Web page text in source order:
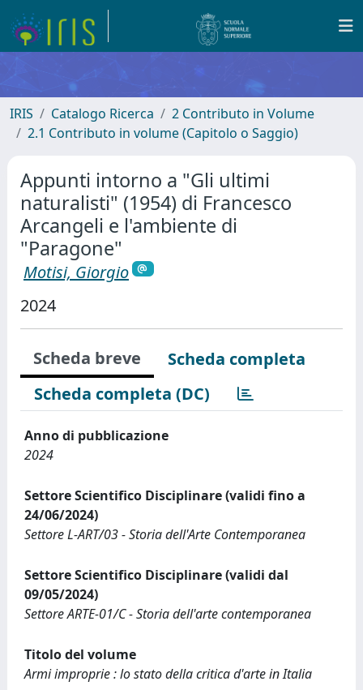
IRIS Catalogo Ricerca
2 Contributo in Volume
2.1 Contributo in volume (Capitolo o Saggio)
Appunti intorno a "Gli ultimi
naturalisti" (1954) di Francesco
Arcangeli e l'ambiente di
"Paragone"
Motisi, Giorgio
2024
Scheda breve
Scheda completa
Scheda completa (DC)
Anno di pubblicazione
2024
Settore Scientifico Disciplinare (validi fino a
24/06/2024)
Settore L-ART/03 - Storia dell'Arte Contemporanea
Settore Scientifico Disciplinare (validi dal
09/05/2024)
Settore ARTE-01/C - Storia dell'arte contemporanea
Titolo del volume
Armi improprie : lo stato della critica d'arte in Italia